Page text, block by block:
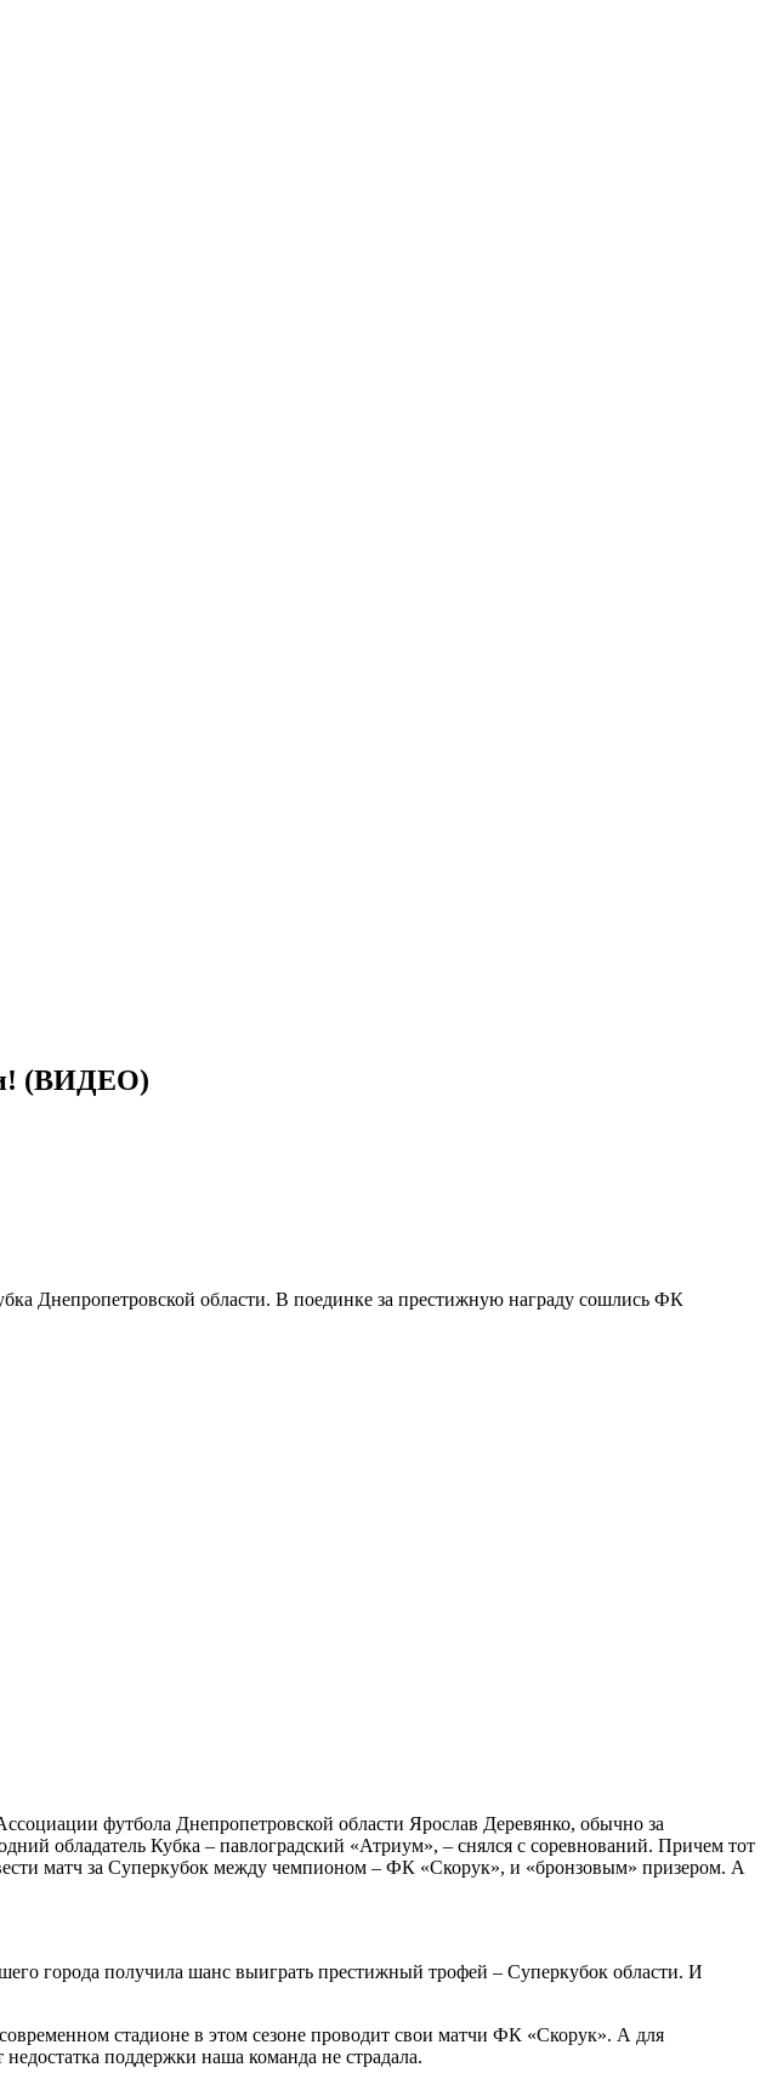
(ВИДЕО)
Днепропетровской области. В поединке за престижную награду сошлись ФК
футбола Днепропетровской области Ярослав Деревянко, обычно за
обладатель Кубка – павлоградский «Атриум», – снялся с соревнований. Причем тот
матч за Суперкубок между чемпионом – ФК «Скорук», и «бронзовым» призером. А
города получила шанс выиграть престижный трофей ­– Суперкубок области. И
стадионе в этом сезоне проводит свои матчи ФК «Скорук». А для
поддержки наша команда не страдала.